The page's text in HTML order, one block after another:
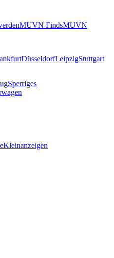
MUVN FindsMUVN
DüsseldorfLeipzigStuttgart
Sperriges
Kleinanzeigen